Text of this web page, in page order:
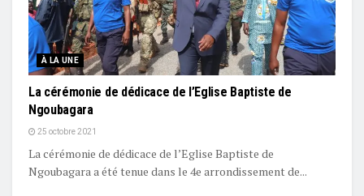
À LA UNE
La cérémonie de dédicace de l’Eglise Baptiste de
Ngoubagara
25 octobre 2021
La cérémonie de dédicace de l’Eglise Baptiste de
Ngoubagara a été tenue dans le 4e arrondissement de...